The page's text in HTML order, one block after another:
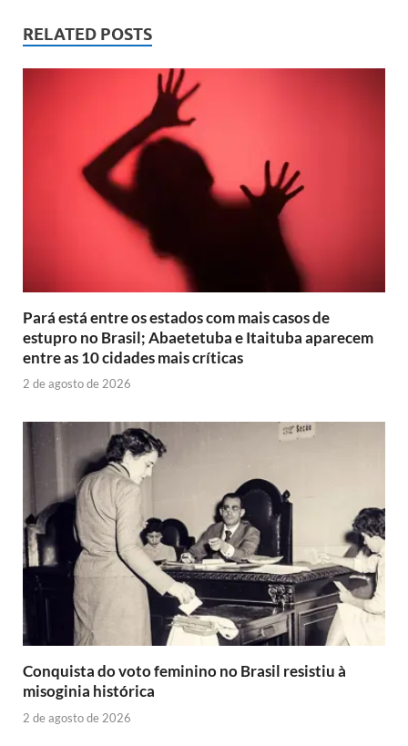
RELATED POSTS
Pará está entre os estados com mais casos de
estupro no Brasil; Abaetetuba e Itaituba aparecem
entre as 10 cidades mais críticas
2 de agosto de 2026
Conquista do voto feminino no Brasil resistiu à
misoginia histórica
2 de agosto de 2026